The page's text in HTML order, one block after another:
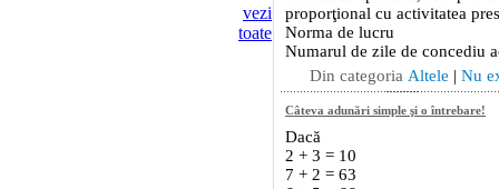
vezi
toate